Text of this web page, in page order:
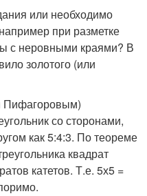
или необходимо
при разметке
с неровными краями? В
золотого (или
Пифагоровым)
со сторонами,
как 5:4:3. По теореме
квадрат
катетов. Т.е. 5х5 =